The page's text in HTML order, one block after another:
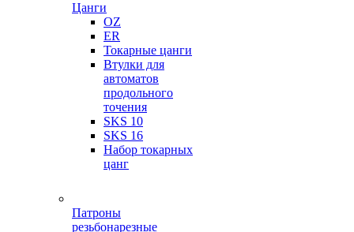
Цанги
OZ
ER
Токарные цанги
Втулки для
автоматов
продольного
точения
SKS 10
SKS 16
Набор токарных
цанг
Патроны
резьбонарезные